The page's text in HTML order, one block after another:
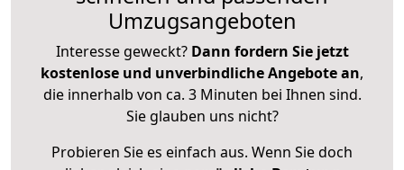
Umzugsangeboten
Interesse geweckt? Dann fordern Sie jetzt
kostenlose und unverbindliche Angebote an,
die innerhalb von ca. 3 Minuten bei Ihnen sind.
Sie glauben uns nicht?
Probieren Sie es einfach aus. Wenn Sie doch